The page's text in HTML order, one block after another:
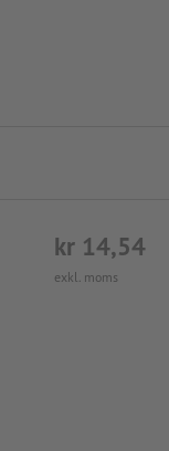
exkl. moms
kr 14,54